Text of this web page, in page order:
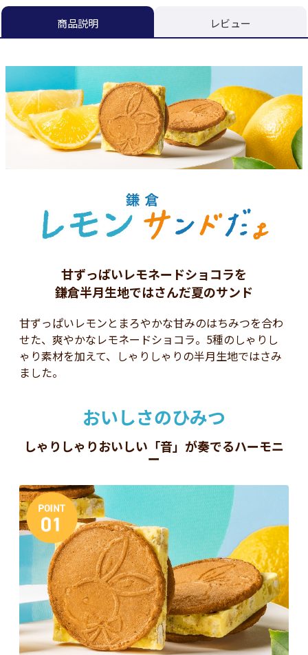
商品説明 レビュー
甘ずっぱいレモネードショコラを
鎌倉半月生地ではさんだ夏のサンド
甘ずっぱいレモンとまろやかな甘みのはちみつを合わ
せた、爽やかなレモネードショコラ。5種のしゃりし
ゃり素材を加えて、しゃりしゃりの半月生地ではさみ
ました。
おいしさのひみつ
しゃりしゃりおいしい「音」が奏でるハーモニ
ー